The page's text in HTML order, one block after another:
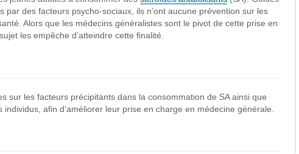
par des facteurs psycho-sociaux, ils n’ont aucune prévention sur les
Alors que les médecins généralistes sont le pivot de cette prise en
les empêche d’atteindre cette finalité.
sur les facteurs précipitants dans la consommation de SA ainsi que
afin d’améliorer leur prise en charge en médecine générale.